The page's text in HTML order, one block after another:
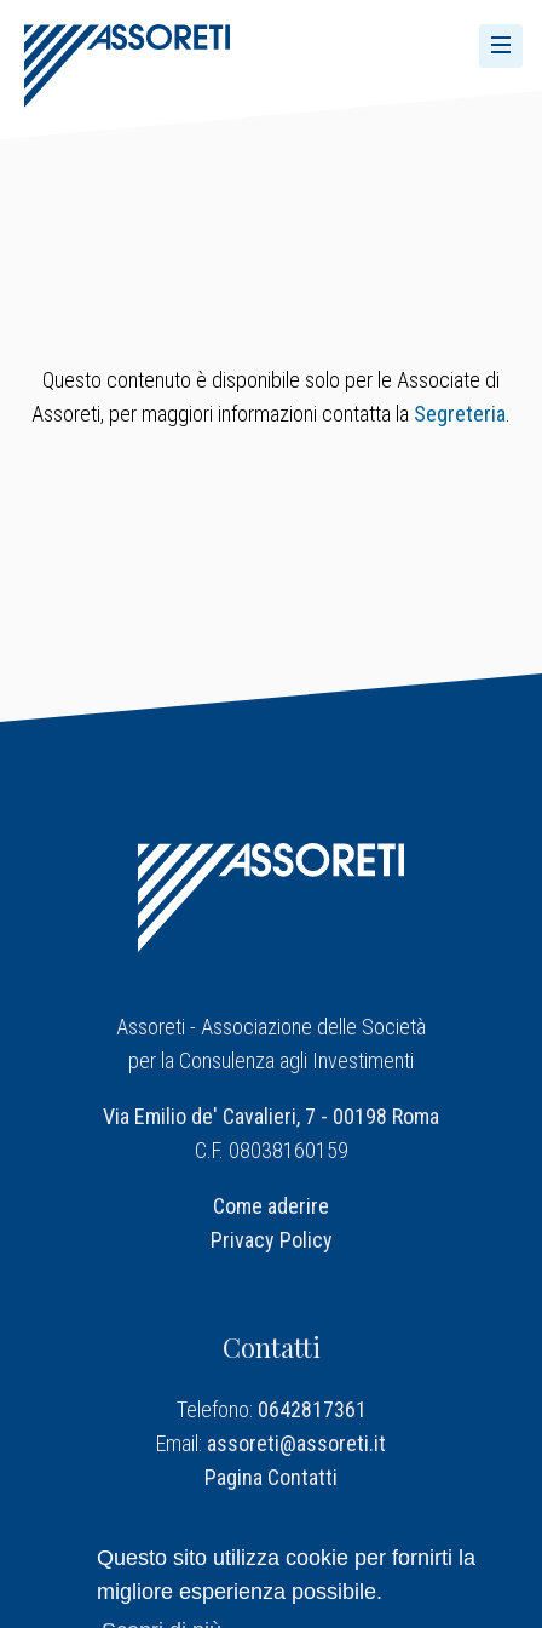
Questo sito utilizza cookie per fornirti la
migliore esperienza possibile.
Questo contenuto è disponibile solo per le Associate di
Assoreti, per maggiori informazioni contatta la Segreteria
Assoreti - Associazione delle Società
per la Consulenza agli Investimenti
Via Emilio de' Cavalieri, 7 - 00198 Roma
C.F. 08038160159
Come aderire
Privacy Policy
Contatti
Telefono: 0642817361
Email: assoreti@assoreti.it
Pagina Contatti